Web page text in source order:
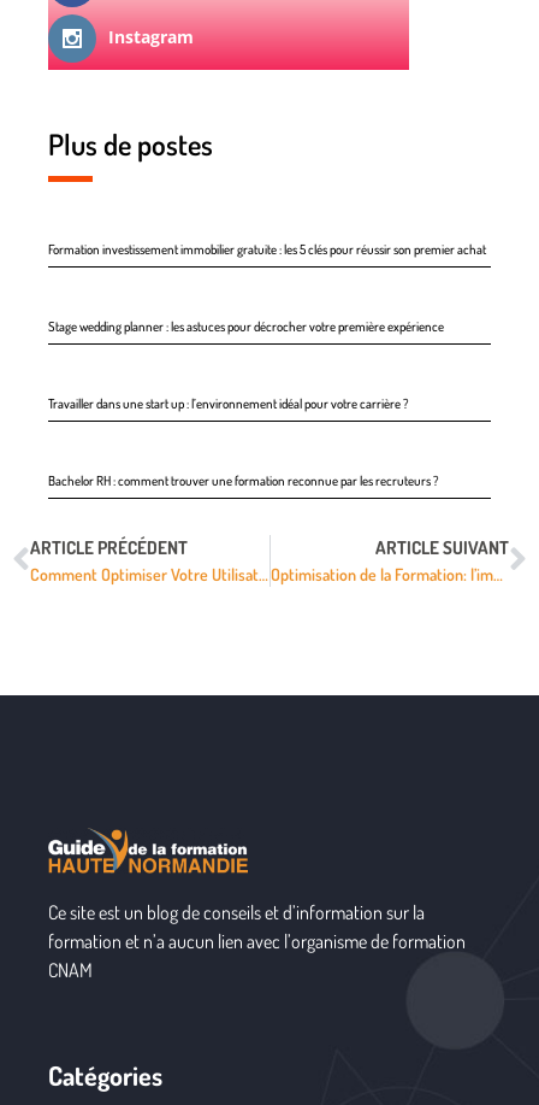
Instagram
Plus de postes
Formation investissement immobilier gratuite : les 5 clés pour réussir son premier achat
Stage wedding planner : les astuces pour décrocher votre première expérience
Travailler dans une start up : l’environnement idéal pour votre carrière ?
Bachelor RH : comment trouver une formation reconnue par les recruteurs ?
ARTICLE PRÉCÉDENT
Comment Optimiser Votre Utilisation de Excel : Formation sur la Fonction NB SI
ARTICLE SUIVANT
Optimisation de la Formation: l’importance de la distinction entre les semaines paires et impaires
Ce site est un blog de conseils et d’information sur la
formation et n’a aucun lien avec l’organisme de formation
CNAM
Catégories